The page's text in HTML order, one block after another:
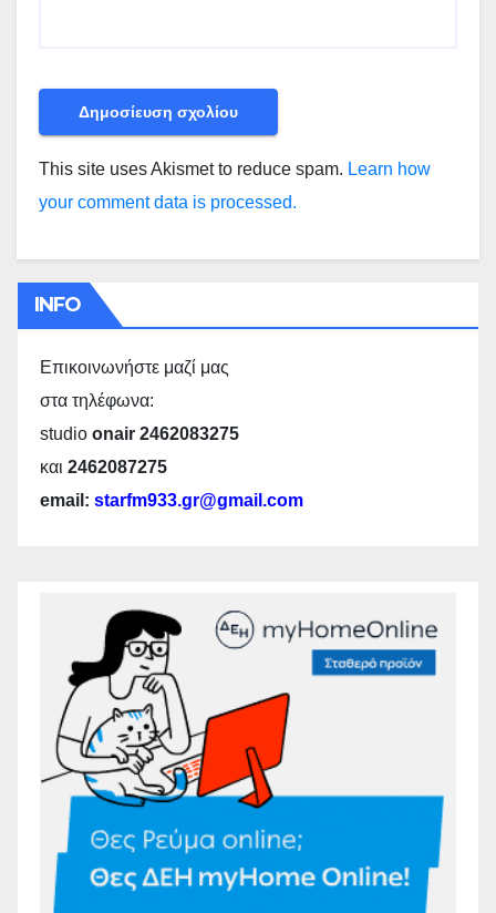
This site uses Akismet to reduce spam. Learn how
your comment data is processed.
INFO
Επικοινωνήστε μαζί μας
στα τηλέφωνα:
studio onair 2462083275
και 2462087275
email: starfm933.gr@gmail.com